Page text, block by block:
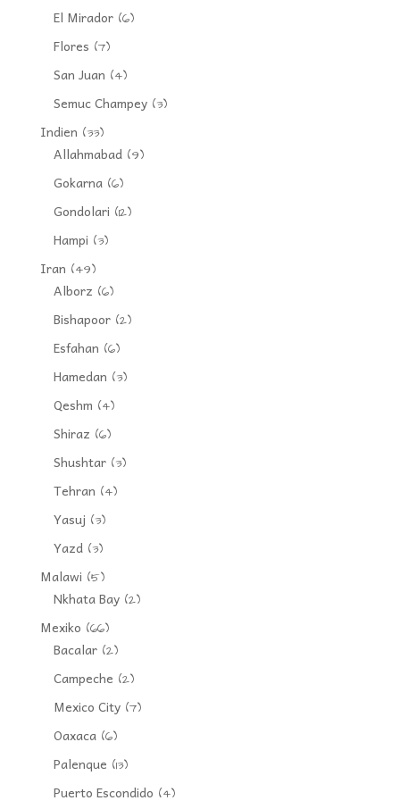
El Mirador(6)
Flores (7)
San Juan (4)
Semuc Champey(3)
Indien (33)
Allahmabad(9)
Gokarna(6)
Gondolari (12)
Hampi (3)
Iran (49)
Alborz (6)
Bishapoor(2)
Esfahan (6)
Hamedan (3)
Qeshm (4)
Shiraz (6)
Shushtar(3)
Tehran (4)
Yasuj (3)
Yazd(3)
Malawi (5)
Nkhata Bay(2)
Mexiko (66)
Bacalar(2)
Campeche (2)
Mexico City(7)
Oaxaca(6)
Palenque (13)
Puerto Escondido (4)